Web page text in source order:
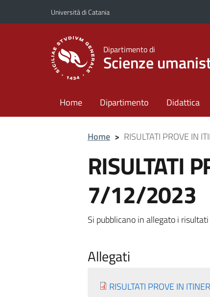
Vai al contenuto principale
Vai al menu di navigazione
Università di Catania
Dipartimento di
Scienze
Home Dipartimento Didattica
Home > RISULTATI PROVE IN
RISULTATI
7/12/2023
Si pubblicano in allegato i
Allegati
RISULTATI PROVE IN